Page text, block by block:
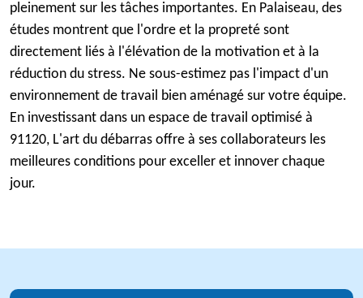
pleinement sur les tâches importantes. En Palaiseau, des
études montrent que l'ordre et la propreté sont
directement liés à l'élévation de la motivation et à la
réduction du stress. Ne sous-estimez pas l'impact d'un
environnement de travail bien aménagé sur votre équipe.
En investissant dans un espace de travail optimisé à
91120, L'art du débarras offre à ses collaborateurs les
meilleures conditions pour exceller et innover chaque
jour.